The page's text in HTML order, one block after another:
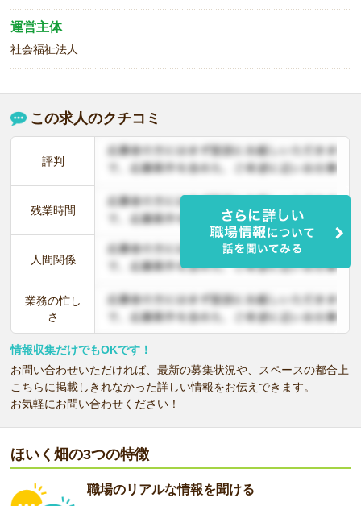
運営主体
社会福祉法人
この求人のクチコミ
評判
残業時間
人間関係
業務の忙し
さ
情報収集だけでもOKです！
お問い合わせいただければ、最新の募集状況や、スペースの都合上
こちらに掲載しきれなかった詳しい情報をお伝えできます。
お気軽にお問い合わせください！
ほいく畑の3つの特徴
職場のリアルな情報を聞ける